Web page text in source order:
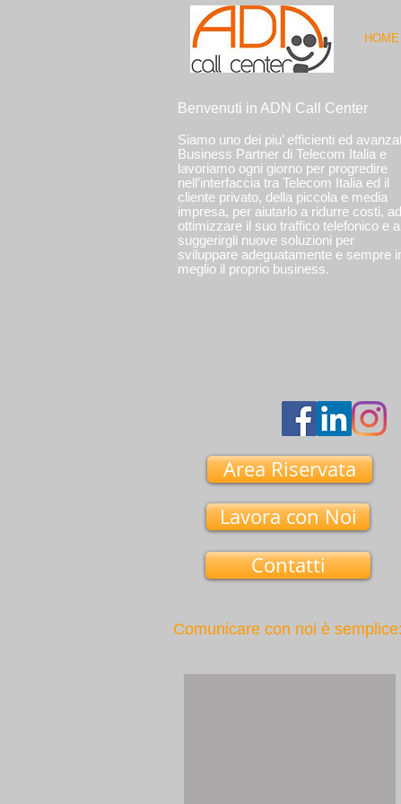
HOME
Benvenuti in ADN Call Center
Siamo uno dei piu’ efficienti ed
Business Partner di Telecom Italia e
lavoriamo ogni giorno per progredire
nell’interfaccia tra Telecom Italia ed il
cliente privato, della piccola e media
impresa, per aiutarlo a ridurre costi, ad
ottimizzare il suo traffico telefonico e a
suggerirgli nuove soluzioni per
sviluppare adeguatamente e sempre
meglio il proprio business.
Area Riservata
Lavora con Noi
Contatti
Comunicare con noi è semplice: